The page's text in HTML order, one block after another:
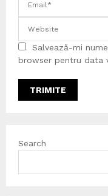
Salvează-mi
browser pentru data
Search